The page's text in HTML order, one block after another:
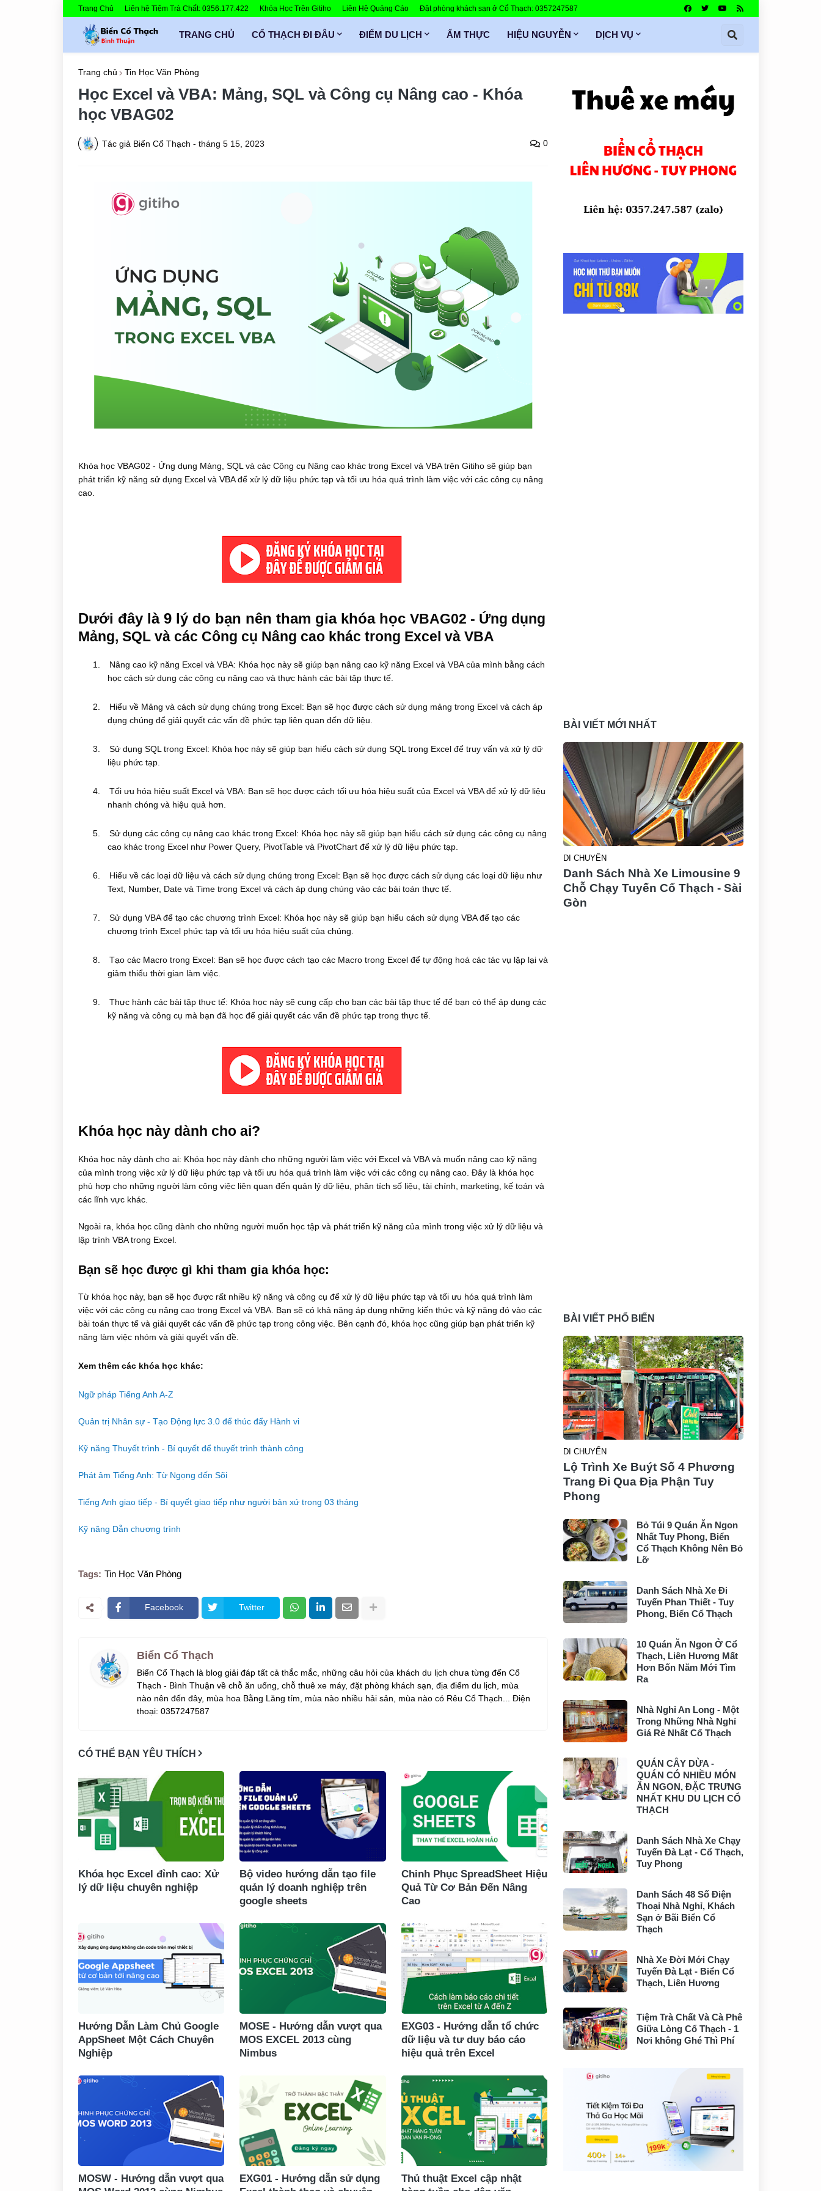
Trang Chủ Liên hệ Tiệm Trà Chất: 0356.177.422 Khóa Học Trên Gitiho Liên Hệ Quảng Cáo Đặt phòng khách sạn ở Cổ Thạch: 0357247587
TRANG CHỦ CỔ THẠCH ĐI ĐÂU ĐIỂM DU LỊCH ẨM THỰC HIỆU NGUYỄN DỊCH VỤ
Trang chủ Tin Học Văn Phòng
Học Excel và VBA: Mảng, SQL và Công cụ Nâng cao - Khóa
học VBAG02
Tác giả Biển Cổ Thạch - tháng 5 15, 2023 0
Khóa học VBAG02 - Ứng dụng Mảng, SQL và các Công cụ Nâng cao khác trong Excel và VBA trên Gitiho sẽ giúp bạn
phát triển kỹ năng sử dụng Excel và VBA để xử lý dữ liệu phức tạp và tối ưu hóa quá trình làm việc với các công cụ nâng
cao.
Dưới đây là 9 lý do bạn nên tham gia khóa học VBAG02 - Ứng dụng
Mảng, SQL và các Công cụ Nâng cao khác trong Excel và VBA
1.
Nâng cao kỹ năng Excel và VBA: Khóa học này sẽ giúp bạn nâng cao kỹ năng Excel và VBA của mình bằng cách
học cách sử dụng các công cụ nâng cao và thực hành các bài tập thực tế.
2.
Hiểu về Mảng và cách sử dụng chúng trong Excel: Bạn sẽ học được cách sử dụng mảng trong Excel và cách áp
dụng chúng để giải quyết các vấn đề phức tạp liên quan đến dữ liệu.
3.
Sử dụng SQL trong Excel: Khóa học này sẽ giúp bạn hiểu cách sử dụng SQL trong Excel để truy vấn và xử lý dữ
liệu phức tạp.
4.
Tối ưu hóa hiệu suất Excel và VBA: Bạn sẽ học được cách tối ưu hóa hiệu suất của Excel và VBA để xử lý dữ liệu
nhanh chóng và hiệu quả hơn.
5.
Sử dụng các công cụ nâng cao khác trong Excel: Khóa học này sẽ giúp bạn hiểu cách sử dụng các công cụ nâng
cao khác trong Excel như Power Query, PivotTable và PivotChart để xử lý dữ liệu phức tạp.
6.
Hiểu về các loại dữ liệu và cách sử dụng chúng trong Excel: Bạn sẽ học được cách sử dụng các loại dữ liệu như
Text, Number, Date và Time trong Excel và cách áp dụng chúng vào các bài toán thực tế.
7.
Sử dụng VBA để tạo các chương trình Excel: Khóa học này sẽ giúp bạn hiểu cách sử dụng VBA để tạo các
chương trình Excel phức tạp và tối ưu hóa hiệu suất của chúng.
8.
Tạo các Macro trong Excel: Bạn sẽ học được cách tạo các Macro trong Excel để tự động hoá các tác vụ lặp lại và
giảm thiểu thời gian làm việc.
9.
Thực hành các bài tập thực tế: Khóa học này sẽ cung cấp cho bạn các bài tập thực tế để bạn có thể áp dụng các
kỹ năng và công cụ mà bạn đã học để giải quyết các vấn đề phức tạp trong thực tế.
Khóa học này dành cho ai?
Khóa học này dành cho ai: Khóa học này dành cho những người làm việc với Excel và VBA và muốn nâng cao kỹ năng
của mình trong việc xử lý dữ liệu phức tạp và tối ưu hóa quá trình làm việc với các công cụ nâng cao. Đây là khóa học
phù hợp cho những người làm công việc liên quan đến quản lý dữ liệu, phân tích số liệu, tài chính, marketing, kế toán và
các lĩnh vực khác.
Ngoài ra, khóa học cũng dành cho những người muốn học tập và phát triển kỹ năng của mình trong việc xử lý dữ liệu và
lập trình VBA trong Excel.
Bạn sẽ học được gì khi tham gia khóa học:
Từ khóa học này, bạn sẽ học được rất nhiều kỹ năng và công cụ để xử lý dữ liệu phức tạp và tối ưu hóa quá trình làm
việc với các công cụ nâng cao trong Excel và VBA. Bạn sẽ có khả năng áp dụng những kiến thức và kỹ năng đó vào các
bài toán thực tế và giải quyết các vấn đề phức tạp trong công việc. Bên cạnh đó, khóa học cũng giúp bạn phát triển kỹ
năng làm việc nhóm và giải quyết vấn đề.
Xem thêm các khóa học khác:
Ngữ pháp Tiếng Anh A-Z
Quản trị Nhân sự - Tạo Động lực 3.0 để thúc đẩy Hành vi
Kỹ năng Thuyết trình - Bí quyết để thuyết trình thành công
Phát âm Tiếng Anh: Từ Ngọng đến Sõi
Tiếng Anh giao tiếp - Bí quyết giao tiếp như người bản xứ trong 03 tháng
Kỹ năng Dẫn chương trình
Tags: Tin Học Văn Phòng
Facebook Twitter
Biển Cổ Thạch
Biển Cổ Thạch là blog giải đáp tất cả thắc mắc, những câu hỏi của khách du lịch chưa từng đến Cổ
Thạch - Bình Thuận về chỗ ăn uống, chỗ thuê xe máy, đặt phòng khách sạn, địa điểm du lịch, mùa
nào nên đến đây, mùa hoa Bằng Lăng tím, mùa nào nhiều hải sản, mùa nào có Rêu Cổ Thạch... Điện
thoại: 0357247587
CÓ THỂ BẠN YÊU THÍCH
Khóa học Excel đỉnh cao: Xử
lý dữ liệu chuyên nghiệp
Bộ video hướng dẫn tạo file
quản lý doanh nghiệp trên
google sheets
Chinh Phục SpreadSheet Hiệu
Quả Từ Cơ Bản Đến Nâng
Cao
Hướng Dẫn Làm Chủ Google
AppSheet Một Cách Chuyên
Nghiệp
MOSE - Hướng dẫn vượt qua
MOS EXCEL 2013 cùng
Nimbus
EXG03 - Hướng dẫn tổ chức
dữ liệu và tư duy báo cáo
hiệu quả trên Excel
MOSW - Hướng dẫn vượt qua
EXG01 - Hướng dẫn sử dụng
Thủ thuật Excel cập nhật
BÀI VIẾT MỚI NHẤT
DI CHUYỂN
Danh Sách Nhà Xe Limousine 9
Chỗ Chạy Tuyến Cổ Thạch - Sài
Gòn
BÀI VIẾT PHỔ BIẾN
DI CHUYỂN
Lộ Trình Xe Buýt Số 4 Phương
Trang Đi Qua Địa Phận Tuy
Phong
Bỏ Túi 9 Quán Ăn Ngon
Nhất Tuy Phong, Biển
Cổ Thạch Không Nên Bỏ
Lỡ
Danh Sách Nhà Xe Đi
Tuyến Phan Thiết - Tuy
Phong, Biển Cổ Thạch
10 Quán Ăn Ngon Ở Cổ
Thạch, Liên Hương Mất
Hơn Bốn Năm Mới Tìm
Ra
Nhà Nghỉ An Long - Một
Trong Những Nhà Nghỉ
Giá Rẻ Nhất Cổ Thạch
QUÁN CÂY DỪA -
QUÁN CÓ NHIỀU MÓN
ĂN NGON, ĐẶC TRƯNG
NHẤT KHU DU LỊCH CỔ
THẠCH
Danh Sách Nhà Xe Chạy
Tuyến Đà Lạt - Cổ Thạch,
Tuy Phong
Danh Sách 48 Số Điện
Thoại Nhà Nghỉ, Khách
Sạn ở Bãi Biển Cổ
Thạch
Nhà Xe Đời Mới Chạy
Tuyến Đà Lạt - Biển Cổ
Thạch, Liên Hương
Tiệm Trà Chất Và Cà Phê
Giữa Lòng Cổ Thạch - 1
Nơi không Ghé Thì Phí